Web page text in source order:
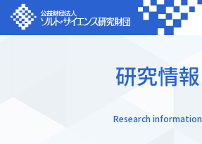
研究情報
Research information